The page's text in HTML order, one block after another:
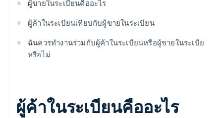
ผู้ขายในระเบียนคืออะไร
ผู้ค้าในระเบียนเทียบกับผู้ขายในระเบียน
ฉันควรทํางานร่วมกับผู้ค้าในระเบียนหรือผู้ขายในระเบีย
หรือไม่
ผู้ค้าในระเบียนคืออะไร